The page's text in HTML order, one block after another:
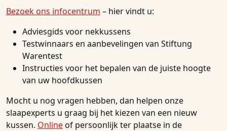
Bezoek ons infocentrum – hier vindt u:
Adviesgids voor nekkussens
Testwinnaars en aanbevelingen van Stiftung
Warentest
Instructies voor het bepalen van de juiste hoogte
van uw hoofdkussen
Mocht u nog vragen hebben, dan helpen onze
slaapexperts u graag bij het kiezen van een nieuw
kussen. Onlineof persoonlijk ter plaatse in de